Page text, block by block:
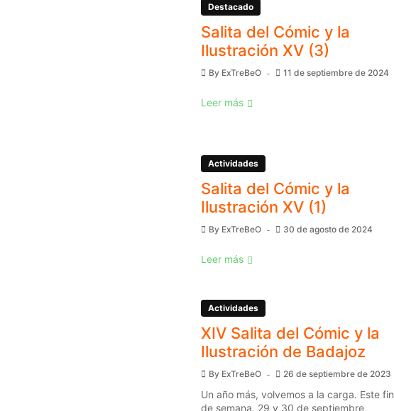
Destacado
Salita del Cómic y la
Ilustración XV (3)
By ExTreBeO 11 de septiembre de 2024
Leer más
Actividades
Salita del Cómic y la
Ilustración XV (1)
By ExTreBeO 30 de agosto de 2024
Leer más
Actividades
XIV Salita del Cómic y la
Ilustración de Badajoz
By ExTreBeO 26 de septiembre de 2023
Un año más, volvemos a la carga. Este fin
de semana, 29 y 30 de septiembre,